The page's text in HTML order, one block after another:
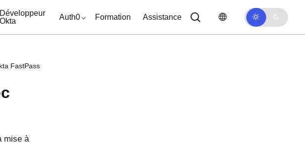
Développeur
Okta
Auth0 Formation Assistance
FastPass
mise à